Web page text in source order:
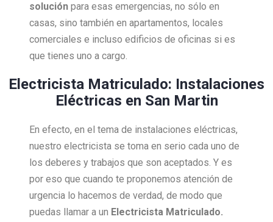
solución para esas emergencias, no sólo en
casas, sino también en apartamentos, locales
comerciales e incluso edificios de oficinas si es
que tienes uno a cargo.
Electricista Matriculado: Instalaciones
Eléctricas en San Martin
En efecto, en el tema de instalaciones eléctricas,
nuestro electricista se toma en serio cada uno de
los deberes y trabajos que son aceptados. Y es
por eso que cuando te proponemos atención de
urgencia lo hacemos de verdad, de modo que
puedas llamar a un Electricista Matriculado.